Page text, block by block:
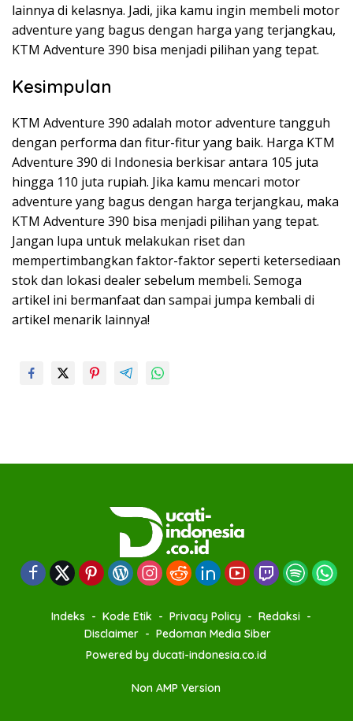
lainnya di kelasnya. Jadi, jika kamu ingin membeli motor
adventure yang bagus dengan harga yang terjangkau,
KTM Adventure 390 bisa menjadi pilihan yang tepat.
Kesimpulan
KTM Adventure 390 adalah motor adventure tangguh
dengan performa dan fitur-fitur yang baik. Harga KTM
Adventure 390 di Indonesia berkisar antara 105 juta
hingga 110 juta rupiah. Jika kamu mencari motor
adventure yang bagus dengan harga terjangkau, maka
KTM Adventure 390 bisa menjadi pilihan yang tepat.
Jangan lupa untuk melakukan riset dan
mempertimbangkan faktor-faktor seperti ketersediaan
stok dan lokasi dealer sebelum membeli. Semoga
artikel ini bermanfaat dan sampai jumpa kembali di
artikel menarik lainnya!
Indeks Kode Etik Privacy Policy
Redaksi
Disclaimer
Pedoman Media Siber
Powered by ducati-indonesia.co.id
Non AMP Version